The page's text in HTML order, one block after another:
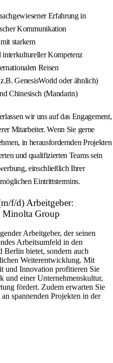
Erfahrung in
Kommunikation
starkem
interkultureller Kompetenz
Reisen
GenesisWorld oder ähnlich)
Chinesisch (Mandarin)
wir uns auf das Engagement,
Mitarbeiter. Wenn Sie gerne
in herausfordernden Projekten
und qualifizierten Teams sein
einschließlich Ihrer
Eintrittstermins.
f/d) Arbeitgeber:
Minolta Group
Arbeitgeber, der seinen
Arbeitsumfeld in den
Berlin bietet, sondern auch
Weiterentwicklung. Mit
und Innovation profitieren Sie
und einer Unternehmenskultur,
fördert. Zudem erwarten Sie
spannenden Projekten in der